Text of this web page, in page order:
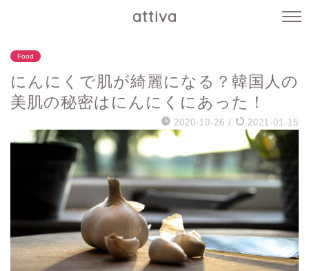
attiva
Food
にんにくで肌が綺麗になる？韓国人の
美肌の秘密はにんにくにあった！
2020-10-26 / 2021-01-15